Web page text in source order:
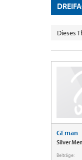
Dieses
GEman
Silver
Beiträge: